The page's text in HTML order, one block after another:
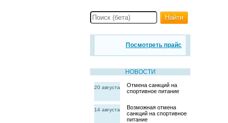
Найти
Посмотреть прайс
НОВОСТИ
20 августа
Отмена санкций на
спортивное питание
14 августа
Возможная отмена
санкций на спортивное
питание